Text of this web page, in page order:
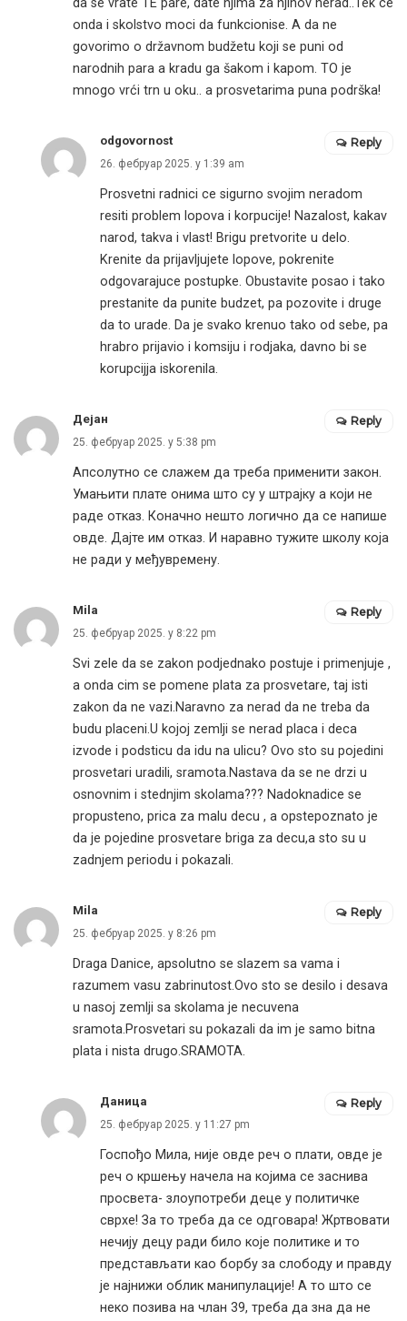
da se vrate TE pare, date njima za njihov nerad..Tek ce
onda i skolstvo moci da funkcionise. A da ne
govorimo o državnom budžetu koji se puni od
narodnih para a kradu ga šakom i kapom. TO je
mnogo vrći trn u oku.. a prosvetarima puna podrška!
odgovornost
26. фебруар 2025. у 1:39 am
Prosvetni radnici ce sigurno svojim neradom
resiti problem lopova i korpucije! Nazalost, kakav
narod, takva i vlast! Brigu pretvorite u delo.
Krenite da prijavljujete lopove, pokrenite
odgovarajuce postupke. Obustavite posao i tako
prestanite da punite budzet, pa pozovite i druge
da to urade. Da je svako krenuo tako od sebe, pa
hrabro prijavio i komsiju i rodjaka, davno bi se
korupcijja iskorenila.
Reply
Дејан
25. фебруар 2025. у 5:38 pm
Апсолутно се слажем да треба применити закон.
Умањити плате онима што су у штрајку а који не
раде отказ. Коначно нешто логично да се напише
овде. Дајте им отказ. И наравно тужите школу која
не ради у међувремену.
Reply
Mila
25. фебруар 2025. у 8:22 pm
Svi zele da se zakon podjednako postuje i primenjuje ,
a onda cim se pomene plata za prosvetare, taj isti
zakon da ne vazi.Naravno za nerad da ne treba da
budu placeni.U kojoj zemlji se nerad placa i deca
izvode i podsticu da idu na ulicu? Ovo sto su pojedini
prosvetari uradili, sramota.Nastava da se ne drzi u
osnovnim i stednjim skolama??? Nadoknadice se
propusteno, prica za malu decu , a opstepoznato je
da je pojedine prosvetare briga za decu,a sto su u
zadnjem periodu i pokazali.
Reply
Mila
25. фебруар 2025. у 8:26 pm
Draga Danice, apsolutno se slazem sa vama i
razumem vasu zabrinutost.Ovo sto se desilo i desava
u nasoj zemlji sa skolama je necuvena
sramota.Prosvetari su pokazali da im je samo bitna
plata i nista drugo.SRAMOTA.
Reply
Даница
25. фебруар 2025. у 11:27 pm
Госпођо Мила, није овде реч о плати, овде је
реч о кршењу начела на којима се заснива
просвета- злоупотреби деце у политичке
сврхе! За то треба да се одговара! Жртвовати
нечију децу ради било које политике и то
представљати као борбу за слободу и правду
је најнижи облик манипулације! А то што се
неко позива на члан 39, треба да зна да не
Reply